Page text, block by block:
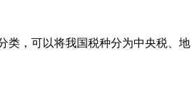
类，可以将我国税种分为中央税、地